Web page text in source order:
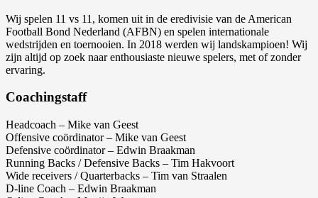
Wij spelen 11 vs 11, komen uit in de eredivisie van de American
Football Bond Nederland (AFBN) en spelen internationale
wedstrijden en toernooien. In 2018 werden wij landskampioen! Wij
zijn altijd op zoek naar enthousiaste nieuwe spelers, met of zonder
ervaring.
Coachingstaff
Headcoach – Mike van Geest
Offensive coördinator – Mike van Geest
Defensive coördinator – Edwin Braakman
Running Backs / Defensive Backs – Tim Hakvoort
Wide receivers / Quarterbacks – Tim van Straalen
D-line Coach – Edwin Braakman